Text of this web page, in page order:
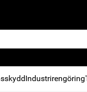
Industrirengöring